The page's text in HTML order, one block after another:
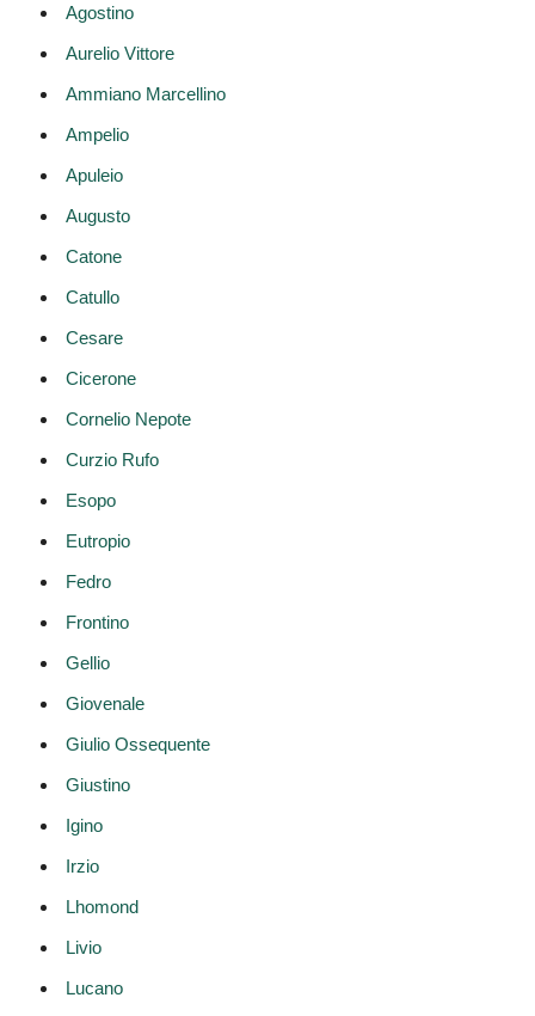
Agostino
Aurelio Vittore
Ammiano Marcellino
Ampelio
Apuleio
Augusto
Catone
Catullo
Cesare
Cicerone
Cornelio Nepote
Curzio Rufo
Esopo
Eutropio
Fedro
Frontino
Gellio
Giovenale
Giulio Ossequente
Giustino
Igino
Irzio
Lhomond
Livio
Lucano